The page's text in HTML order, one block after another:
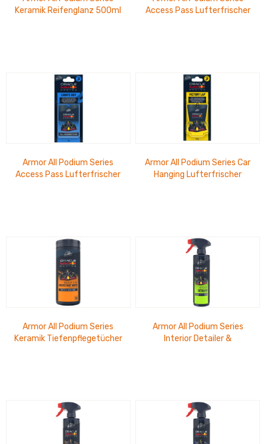
Keramik Reifenglanz 500ml
Access Pass Lufterfrischer
Armor All Podium Series
Access Pass Lufterfrischer
Armor All Podium Series Car
Hanging Lufterfrischer
Armor All Podium Series
Keramik Tiefenpflegetücher
Armor All Podium Series
Interior Detailer &